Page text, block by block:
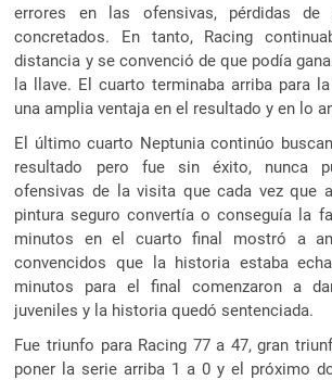
errores en las ofensivas, pérdidas de
concretados. En tanto, Racing
distancia y se convenció de que podía
la llave. El cuarto terminaba arriba para
una amplia ventaja en el resultado y en lo
El último cuarto Neptunia continúo
resultado pero fue sin éxito, nunca
ofensivas de la visita que cada vez que
pintura seguro convertía o conseguía la
minutos en el cuarto final mostró a
convencidos que la historia estaba
minutos para el final comenzaron a
juveniles y la historia quedó sentenciada.
Fue triunfo para Racing 77 a 47, gran
poner la serie arriba 1 a 0 y el próximo